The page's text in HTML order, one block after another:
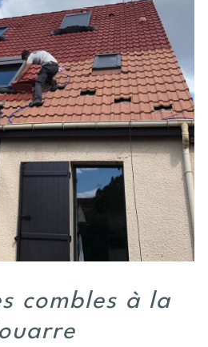
combles à la